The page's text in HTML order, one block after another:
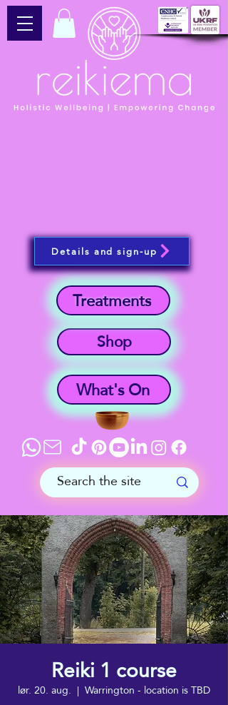
What's On
Shop
Treatments
Details and sign-up
Reiki 1 course
lør. 20. aug.
  |
Warrington - location is TBD